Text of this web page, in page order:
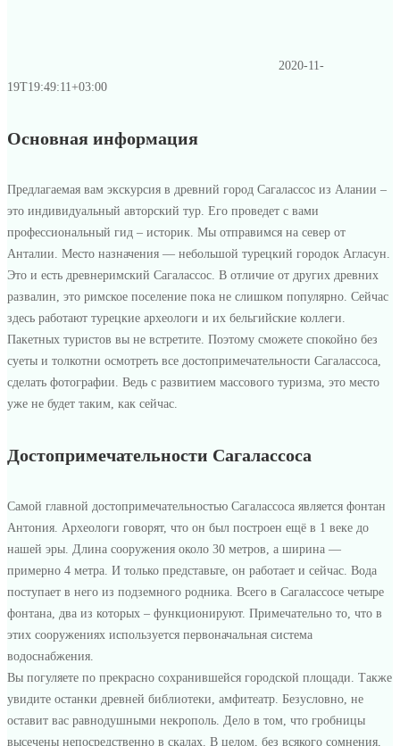
2020-11-
19T19:49:11+03:00
Основная информация
Предлагаемая вам экскурсия в древний город Сагалассос из Алании –
это индивидуальный авторский тур. Его проведет с вами
профессиональный гид – историк. Мы отправимся на север от
Анталии. Место назначения — небольшой турецкий городок Агласун.
Это и есть древнеримский Сагалассос. В отличие от других древних
развалин, это римское поселение пока не слишком популярно. Сейчас
здесь работают турецкие археологи и их бельгийские коллеги.
Пакетных туристов вы не встретите. Поэтому сможете спокойно без
суеты и толкотни осмотреть все достопримечательности Сагалассоса,
сделать фотографии. Ведь с развитием массового туризма, это место
уже не будет таким, как сейчас.
Достопримечательности Сагалассоса
Самой главной достопримечательностью Сагалассоса является фонтан
Антония. Археологи говорят, что он был построен ещё в 1 веке до
нашей эры. Длина сооружения около 30 метров, а ширина —
примерно 4 метра. И только представьте, он работает и сейчас. Вода
поступает в него из подземного родника. Всего в Сагалассосе четыре
фонтана, два из которых – функционируют. Примечательно то, что в
этих сооружениях используется первоначальная система
водоснабжения.
Вы погуляете по прекрасно сохранившейся городской площади. Также
увидите останки древней библиотеки, амфитеатр. Безусловно, не
оставит вас равнодушными некрополь. Дело в том, что гробницы
высечены непосредственно в скалах. В целом, без всякого сомнения,